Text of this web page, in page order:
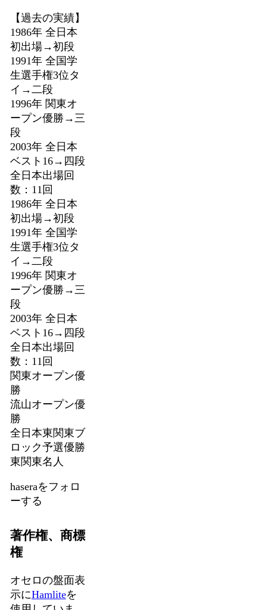
【過去の実績】
1986年 全日本
初出場→初段
1991年 全国学
生選手権3位タ
イ→二段
1996年 関東オ
ープン優勝→三
段
2003年 全日本
ベスト16→四段
全日本出場回
数：11回
1986年 全日本
初出場→初段
1991年 全国学
生選手権3位タ
イ→二段
1996年 関東オ
ープン優勝→三
段
2003年 全日本
ベスト16→四段
全日本出場回
数：11回
関東オープン優
勝
流山オープン優
勝
全日本東関東ブ
ロック予選優勝
東関東名人
haseraをフォロ
ーする
著作権、商標
権
オセロの盤面表
示にHamliteを